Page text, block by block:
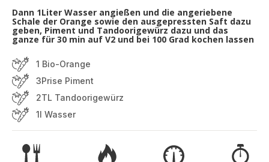
Dann 1Liter Wasser angießen und die angeriebene
Schale der Orange sowie den ausgepressten Saft dazu
geben, Piment und Tandoorigewürz dazu und das
ganze für 30 min auf V2 und bei 100 Grad kochen lassen
1 Bio-Orange
3Prise Piment
2TL Tandoorigewürz
1l Wasser